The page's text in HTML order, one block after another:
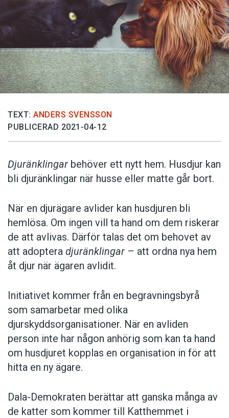
TEXT: ANDERS SVENSSON
PUBLICERAD 2021-04-12
Djuränklingar behöver ett nytt hem. Husdjur kan
bli djuränklingar när husse eller matte går bort.
När en djurägare avlider kan husdjuren bli
hemlösa. Om ingen vill ta hand om dem riskerar
de att avlivas. Därför talas det om behovet av
att adoptera djuränklingar – att ordna nya hem
åt djur när ägaren avlidit.
Initiativet kommer från en begravningsbyrå
som samarbetar med olika
djurskyddsorganisationer. När en avliden
person inte har någon anhörig som kan ta hand
om husdjuret kopplas en organisation in för att
hitta en ny ägare.
Dala-Demokraten berättar att ganska många av
de katter som kommer till Katthemmet i